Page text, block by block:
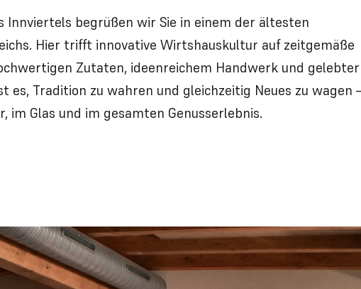
Innviertels begrüßen wir Sie in einem der ältesten
Hier trifft innovative Wirtshauskultur auf zeitgemäße
Zutaten, ideenreichem Handwerk und gelebter
es, Tradition zu wahren und gleichzeitig Neues zu wagen
im Glas und im gesamten Genusserlebnis.